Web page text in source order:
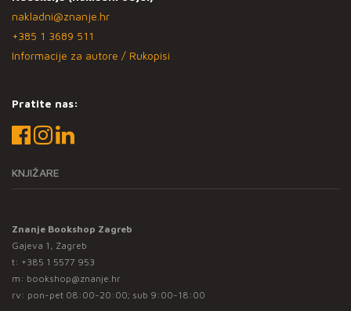
nakladni@znanje.hr
+385 1 3689 511
Informacije za autore / Rukopisi
Pratite nas:
KNJIŽARE
Znanje Bookshop Zagreb
Gajeva 1, Zagreb
t: +385 1 5577 953
m: bookshop@znanje.hr
rv: pon-pet 08:00-20:00; sub 9:00-18:00